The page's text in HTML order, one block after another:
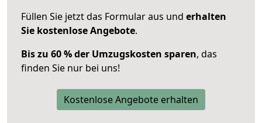
Füllen Sie jetzt das Formular aus und erhalten
Sie kostenlose Angebote.
Bis zu 60 % der Umzugskosten sparen, das
finden Sie nur bei uns!
Kostenlose Angebote erhalten